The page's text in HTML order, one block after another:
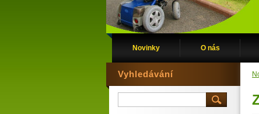
Novinky O nás
Vyhledávání